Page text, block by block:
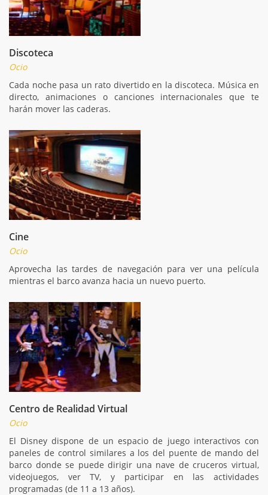
Discoteca
Ocio
Cada noche pasa un rato divertido en la discoteca. Música en
directo, animaciones o canciones internacionales que te
harán mover las caderas.
Cine
Ocio
Aprovecha las tardes de navegación para ver una película
mientras el barco avanza hacia un nuevo puerto.
Centro de Realidad Virtual
Ocio
El Disney dispone de un espacio de juego interactivos con
paneles de control similares a los del puente de mando del
barco donde se puede dirigir una nave de cruceros virtual,
videojuegos, ver TV, y participar en las actividades
programadas (de 11 a 13 años).